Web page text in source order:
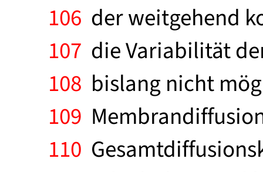
106 der weitgehend
107 die Variabilität
108 bislang nicht
109
110